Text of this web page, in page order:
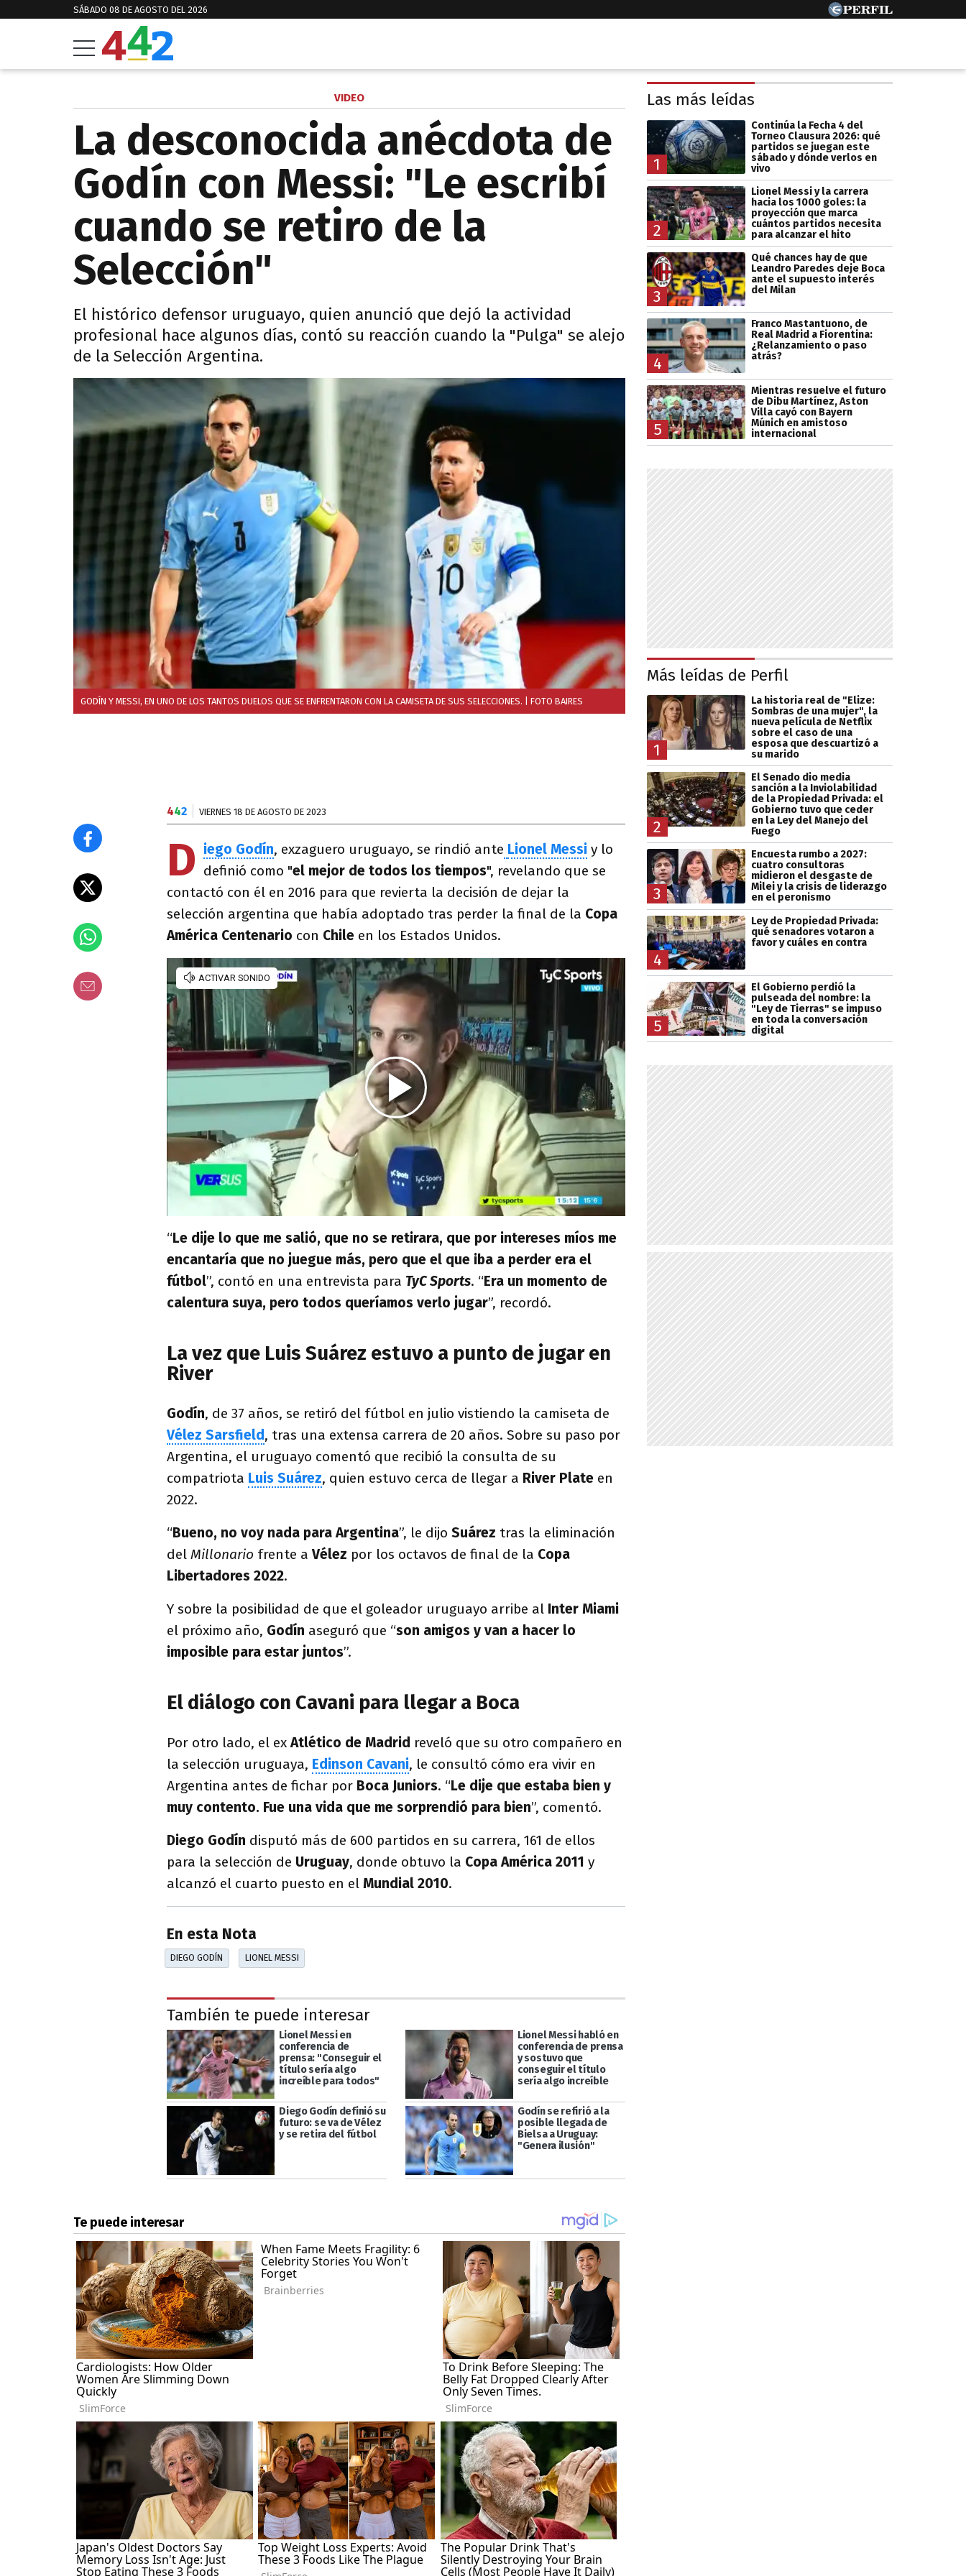
SÁBADO 08 DE AGOSTO DEL 2026
VIDEO
La desconocida anécdota de
Godín con Messi: "Le escribí
cuando se retiro de la
Selección"
El histórico defensor uruguayo, quien anunció que dejó la actividad
profesional hace algunos días, contó su reacción cuando la "Pulga" se alejo
de la Selección Argentina.
GODÍN Y MESSI, EN UNO DE LOS TANTOS DUELOS QUE SE ENFRENTARON CON LA CAMISETA DE SUS SELECCIONES. | FOTO BAIRES
442 VIERNES 18 DE AGOSTO DE 2023
D iego Godín, exzaguero uruguayo, se rindió ante Lionel Messi y lo
definió como "el mejor de todos los tiempos", revelando que se
contactó con él en 2016 para que revierta la decisión de dejar la
selección argentina que había adoptado tras perder la final de la Copa
América Centenario con Chile en los Estados Unidos.
“Le dije lo que me salió, que no se retirara, que por intereses míos me
encantaría que no juegue más, pero que el que iba a perder era el
fútbol”, contó en una entrevista para TyC Sports. “Era un momento de
calentura suya, pero todos queríamos verlo jugar”, recordó.
La vez que Luis Suárez estuvo a punto de jugar en
River
Godín, de 37 años, se retiró del fútbol en julio vistiendo la camiseta de
Vélez Sarsfield, tras una extensa carrera de 20 años. Sobre su paso por
Argentina, el uruguayo comentó que recibió la consulta de su
compatriota Luis Suárez, quien estuvo cerca de llegar a River Plate en
2022.
“Bueno, no voy nada para Argentina”, le dijo Suárez tras la eliminación
del Millonario frente aVélez por los octavos de final de la Copa
Libertadores 2022.
Y sobre la posibilidad de que el goleador uruguayo arribe al Inter Miami
el próximo año, Godín aseguró que “son amigos y van a hacer lo
imposible para estar juntos”.
El diálogo con Cavani para llegar a Boca
Por otro lado, el exAtlético de Madrid reveló que su otro compañero en
la selección uruguaya, Edinson Cavani, le consultó cómo era vivir en
Argentina antes de fichar por Boca Juniors. “Le dije que estaba bien y
muy contento. Fue una vida que me sorprendió para bien”, comentó.
Diego Godín disputó más de 600 partidos en su carrera, 161 de ellos
para la selección de Uruguay, donde obtuvo la Copa América 2011 y
alcanzó el cuarto puesto en el Mundial 2010.
En esta Nota
DIEGO GODÍN LIONEL MESSI
También te puede interesar
Lionel Messi en
conferencia de
prensa: "Conseguir el
título sería algo
increíble para todos"
Lionel Messi habló en
conferencia de prensa
y sostuvo que
conseguir el título
sería algo increíble
Diego Godín definió su
futuro: se va de Vélez
y se retira del fútbol
Godín se refirió a la
posible llegada de
Bielsa a Uruguay:
"Genera ilusión"
Las más leídas
1
Continúa la Fecha 4 del
Torneo Clausura 2026: qué
partidos se juegan este
sábado y dónde verlos en
vivo
2
Lionel Messi y la carrera
hacia los 1000 goles: la
proyección que marca
cuántos partidos necesita
para alcanzar el hito
3
Qué chances hay de que
Leandro Paredes deje Boca
ante el supuesto interés
del Milan
4
Franco Mastantuono, de
Real Madrid a Fiorentina:
¿Relanzamiento o paso
atrás?
5
Mientras resuelve el futuro
de Dibu Martínez, Aston
Villa cayó con Bayern
Múnich en amistoso
internacional
Más leídas de Perfil
1
La historia real de "Elize:
Sombras de una mujer", la
nueva película de Netflix
sobre el caso de una
esposa que descuartizó a
su marido
2
El Senado dio media
sanción a la Inviolabilidad
de la Propiedad Privada: el
Gobierno tuvo que ceder
en la Ley del Manejo del
Fuego
3
Encuesta rumbo a 2027:
cuatro consultoras
midieron el desgaste de
Milei y la crisis de liderazgo
en el peronismo
4
Ley de Propiedad Privada:
qué senadores votaron a
favor y cuáles en contra
5
El Gobierno perdió la
pulseada del nombre: la
"Ley de Tierras" se impuso
en toda la conversación
digital